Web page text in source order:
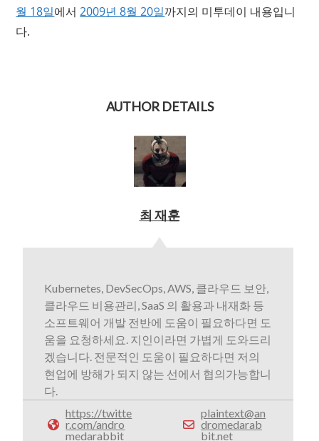
월 18일에서2009년 8월 20일까지의 미투데이 내용입니
다.
AUTHOR DETAILS
최 재훈
Kubernetes, DevSecOps, AWS, 클라우드 보안,
클라우드 비용관리, SaaS 의 활용과 내재화 등
소프트웨어 개발 전반에 도움이 필요하다면 도
움을 요청하세요. 지인이라면 가볍게 도와드리
겠습니다. 전문적인 도움이 필요하다면 저의
현업에 방해가 되지 않는 선에서 협의가능합니
다.
https://twitte
r.com/andro
medarabbit
plaintext@an
dromedarab
bit.net